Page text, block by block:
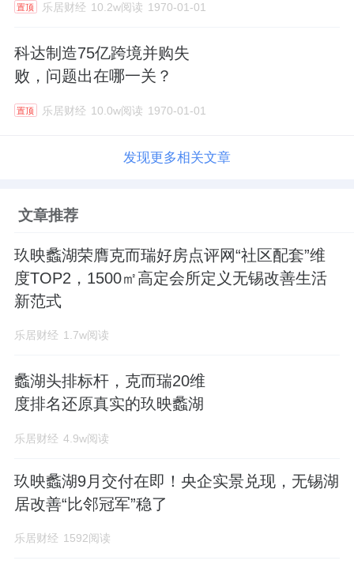
置顶 乐居财经 10.2w阅读 1970-01-01
科达制造75亿跨境并购失
败，问题出在哪一关？
置顶 乐居财经 10.0w阅读 1970-01-01
发现更多相关文章
文章推荐
玖映蠡湖荣膺克而瑞好房点评网“社区配套”维
度TOP2，1500㎡高定会所定义无锡改善生活
新范式
乐居财经 1.7w阅读
蠡湖头排标杆，克而瑞20维
度排名还原真实的玖映蠡湖
乐居财经 4.9w阅读
玖映蠡湖9月交付在即！央企实景兑现，无锡湖
居改善“比邻冠军”稳了
乐居财经 1592阅读